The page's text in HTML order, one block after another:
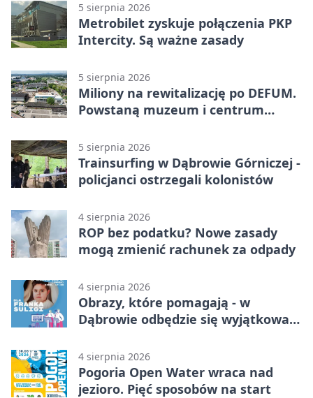
5 sierpnia 2026
Metrobilet zyskuje połączenia PKP
Intercity. Są ważne zasady
5 sierpnia 2026
Miliony na rewitalizację po DEFUM.
Powstaną muzeum i centrum
5 sierpnia 2026
Trainsurfing w Dąbrowie Górniczej -
policjanci ostrzegali kolonistów
4 sierpnia 2026
ROP bez podatku? Nowe zasady
mogą zmienić rachunek za odpady
4 sierpnia 2026
Obrazy, które pomagają - w
Dąbrowie odbędzie się wyjątkowa
4 sierpnia 2026
Pogoria Open Water wraca nad
jezioro. Pięć sposobów na start